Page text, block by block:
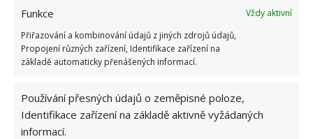
Funkce
Vždy aktivní
Přiřazování a kombinování údajů z jiných zdrojů údajů,
Propojení různých zařízení, Identifikace zařízení na
základě automaticky přenášených informací.
Používání přesných údajů o zeměpisné poloze,
Identifikace zařízení na základě aktivně vyžádaných
informací.
Retro kvíz o oblíbených autech v dobách
socialismu: Tehdejší řidiči musí získat 10 z 10
bodů
6.5.2026